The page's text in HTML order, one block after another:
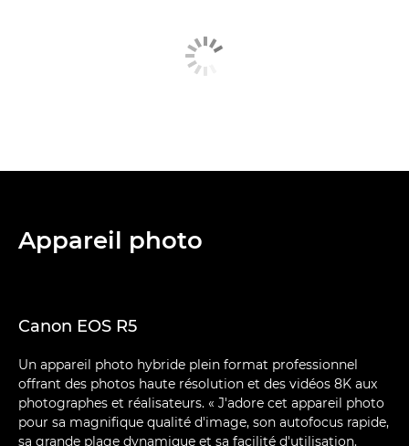
Appareil photo
Canon EOS R5
Un appareil photo hybride plein format professionnel
offrant des photos haute résolution et des vidéos 8K aux
photographes et réalisateurs. « J'adore cet appareil photo
pour sa magnifique qualité d'image, son autofocus rapide,
sa grande plage dynamique et sa facilité d'utilisation.